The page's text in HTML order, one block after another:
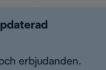
erbjudanden.